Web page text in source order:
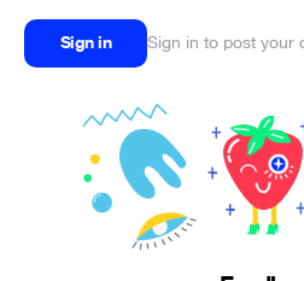
Sign in Sign in to post your